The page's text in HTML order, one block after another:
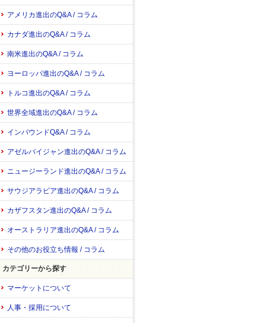
アメリカ進出のQ&A / コラム
カナダ進出のQ&A / コラム
南米進出のQ&A / コラム
ヨーロッパ進出のQ&A / コラム
トルコ進出のQ&A / コラム
世界全域進出のQ&A / コラム
インバウンドQ&A / コラム
アゼルバイジャン進出のQ&A / コラム
ニュージーランド進出のQ&A / コラム
サウジアラビア進出のQ&A / コラム
カザフスタン進出のQ&A / コラム
オーストラリア進出のQ&A / コラム
その他のお役立ち情報 / コラム
カテゴリーから探す
マーケットについて
人事・採用について